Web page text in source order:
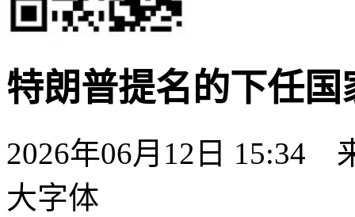
特朗普提名的下任
2026年06月12日 15:34
大字体